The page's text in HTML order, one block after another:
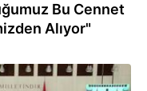
Bu Cennet
Alıyor"